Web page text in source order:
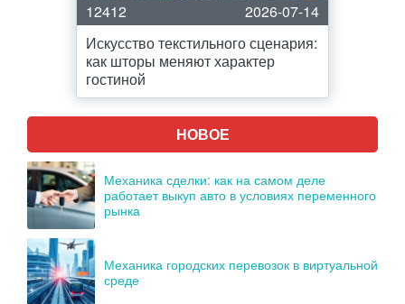
12412
2026-07-14
Искусство текстильного сценария:
как шторы меняют характер
гостиной
НОВОЕ
Механика сделки: как на самом деле
работает выкуп авто в условиях переменного
рынка
Механика городских перевозок в виртуальной
среде